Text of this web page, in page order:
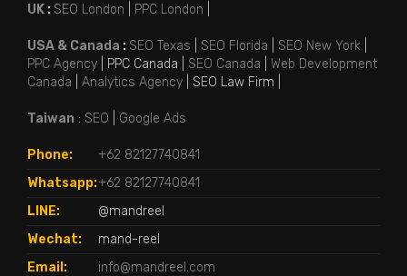
UK : SEO London PPC London
USA & Canada : SEO Texas SEO Florida SEO New York
PPC Agency | PPC Canada | SEO Canada
Web Development
Canada
Analytics Agency | SEO Law Firm |
Taiwan : SEO Google Ads
Phone:
+62 82127740841
Whatsapp:+62 82127740841
LINE:
@mandreel
Wechat:
mand-reel
Email:
info@mandreel.com